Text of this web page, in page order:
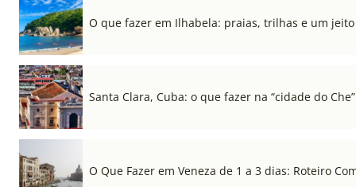
O que fazer em Ilhabela: praias, trilhas e um
Santa Clara, Cuba: o que fazer na “cidade do Che”
O Que Fazer em Veneza de 1 a 3 dias: Roteiro